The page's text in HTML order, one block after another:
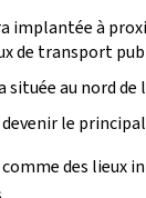
implantée à
de transport
située au nord
le
des lieux